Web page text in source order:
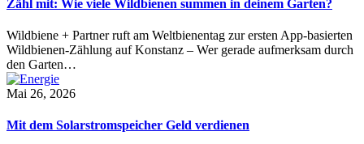
Zähl mit: Wie viele Wildbienen summen in deinem Garten?
Wildbiene + Partner ruft am Weltbienentag zur ersten App-basierten
Wildbienen-Zählung auf Konstanz – Wer gerade aufmerksam durch
den Garten…
Mai 26, 2026
Mit dem Solarstromspeicher Geld verdienen